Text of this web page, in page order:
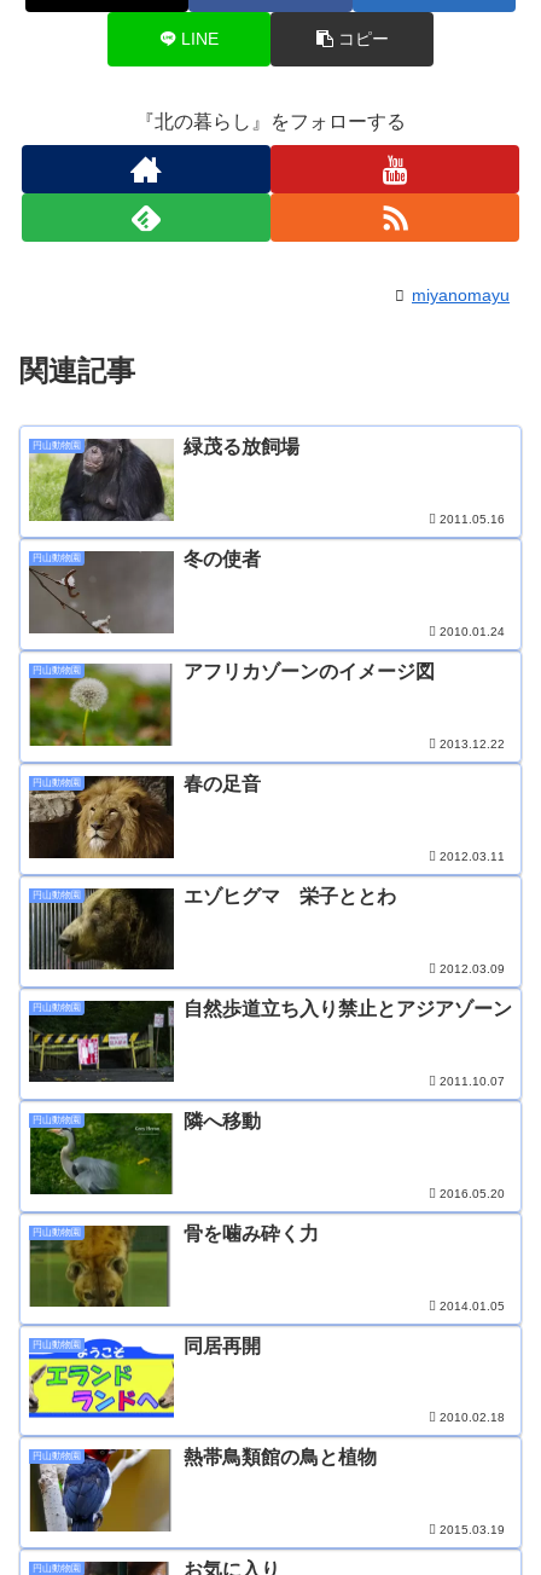
LINE コピー
『北の暮らし』をフォローする
miyanomayu
関連記事
円山動物園 緑茂る放飼場
2011.05.16
円山動物園 冬の使者
2010.01.24
円山動物園 アフリカゾーンのイメージ図
2013.12.22
円山動物園 春の足音
2012.03.11
円山動物園 エゾヒグマ 栄子ととわ
2012.03.09
円山動物園 自然歩道立ち入り禁止とアジアゾーン
2011.10.07
円山動物園 隣へ移動
2016.05.20
円山動物園 骨を噛み砕く力
2014.01.05
円山動物園 同居再開
2010.02.18
円山動物園 熱帯鳥類館の鳥と植物
2015.03.19
円山動物園 お気に入り